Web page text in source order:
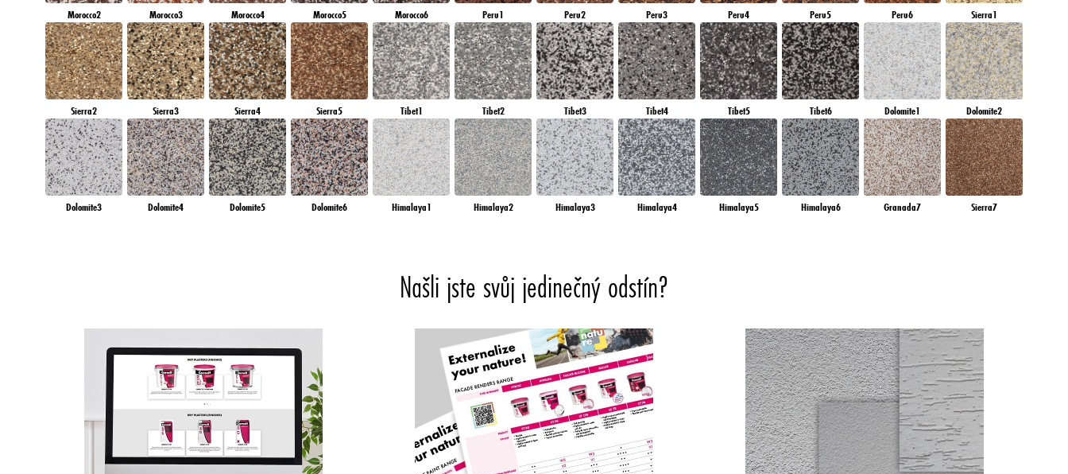
Morocco2 Morocco3 Morocco4 Morocco5 Morocco6 Peru1 Peru2 Peru3 Peru4 Peru5 Peru6 Sierra1
Sierra2 Sierra3 Sierra4 Sierra5 Tibet1 Tibet2 Tibet3 Tibet4 Tibet5 Tibet6 Dolomite1 Dolomite2
Dolomite3 Dolomite4 Dolomite5 Dolomite6 Himalaya1 Himalaya2 Himalaya3 Himalaya4 Himalaya5 Himalaya6 Granada7 Sierra7
Našli jste svůj jedinečný odstín?